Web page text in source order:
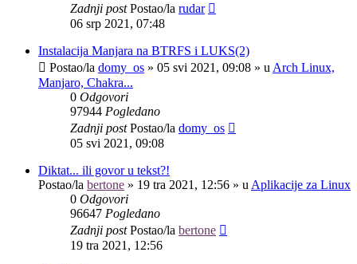
Zadnji postPostao/la rudar
06 srp 2021, 07:48
Instalacija Manjara na BTRFS i LUKS(2)
Postao/la domy_os » 05 svi 2021, 09:08 » u Arch Linux,
Manjaro, Chakra...
0 Odgovori
97944 Pogledano
Zadnji postPostao/la domy_os
05 svi 2021, 09:08
Diktat... ili govor u tekst?!
Postao/la bertone » 19 tra 2021, 12:56 » u Aplikacije za Linux
0 Odgovori
96647 Pogledano
Zadnji postPostao/la bertone
19 tra 2021, 12:56